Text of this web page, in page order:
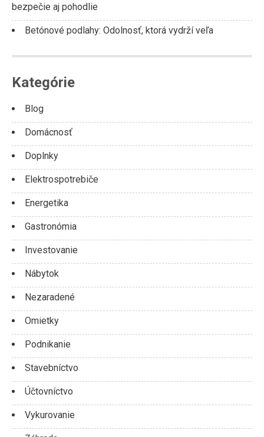
bezpečie aj pohodlie
Betónové podlahy: Odolnosť, ktorá vydrží veľa
Kategórie
Blog
Domácnosť
Doplnky
Elektrospotrebiče
Energetika
Gastronómia
Investovanie
Nábytok
Nezaradené
Omietky
Podnikanie
Stavebníctvo
Účtovníctvo
Vykurovanie